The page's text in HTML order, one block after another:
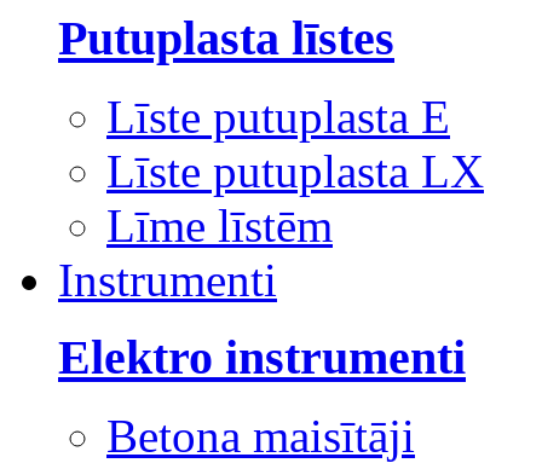
Putuplasta līstes
Līste putuplasta E
Līste putuplasta LX
Līme līstēm
Instrumenti
Elektro instrumenti
Betona maisītāji